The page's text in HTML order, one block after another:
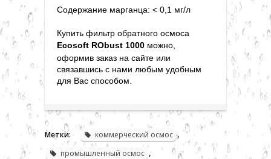
Содержание марганца: < 0,1 мг/л
Купить фильтр обратного осмоса
Ecosoft RObust 1000 можно,
оформив заказ на сайте или
связавшись с нами любым удобным
для Вас способом.
Метки: коммерческий осмос ,
промышленный осмос ,